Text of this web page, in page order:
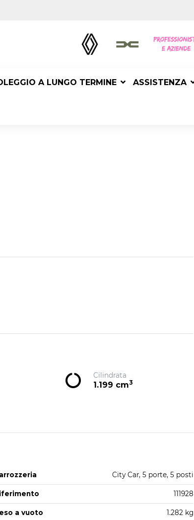
A LUNGO TERMINE ASSISTENZA
Cilindrata
1.199 cm3
City Car, 5 porte, 5 posti
111928
a vuoto 1.282 kg